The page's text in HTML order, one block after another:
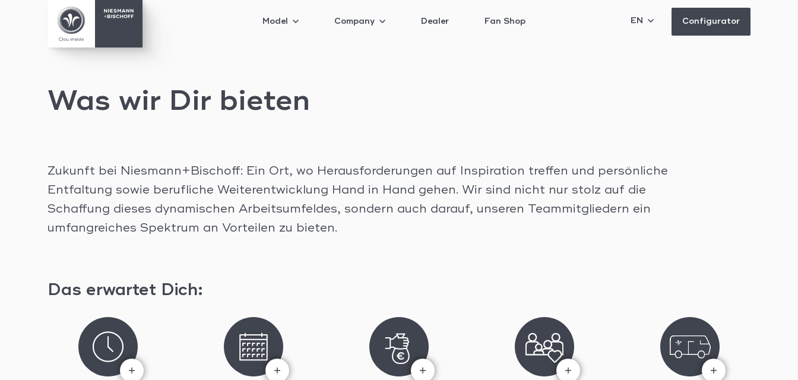
Model Company Dealer Fan Shop EN Configurator
Was wir Dir bieten
Zukunft bei Niesmann+Bischoff: Ein Ort, wo Herausforderungen auf Inspiration treffen und persönliche
Entfaltung sowie berufliche Weiterentwicklung Hand in Hand gehen. Wir sind nicht nur stolz auf die
Schaffung dieses dynamischen Arbeitsumfeldes, sondern auch darauf, unseren Teammitgliedern ein
umfangreiches Spektrum an Vorteilen zu bieten.
Das erwartet Dich: